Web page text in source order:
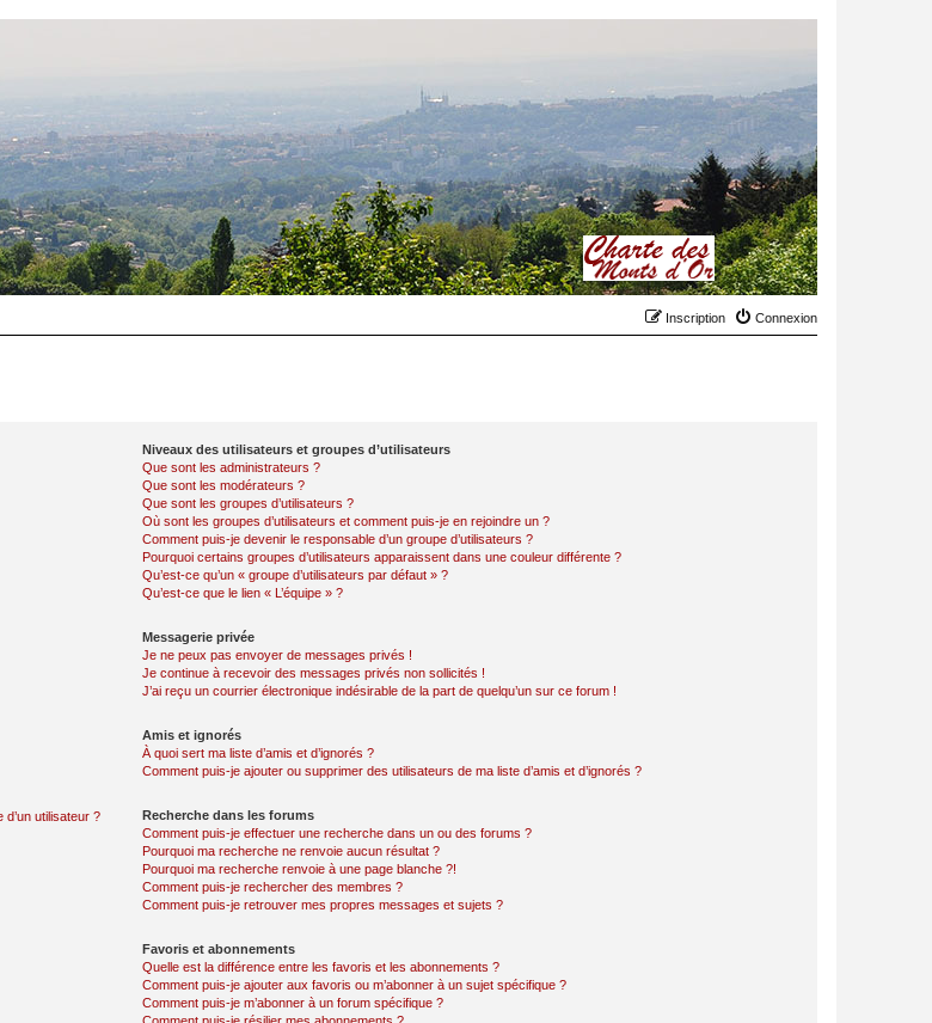
Connexion
Inscription
utilisateur ?
Niveaux des utilisateurs et groupes d’utilisateurs
Que sont les administrateurs ?
Que sont les modérateurs ?
Que sont les groupes d’utilisateurs ?
Où sont les groupes d’utilisateurs et comment puis-je en rejoindre un ?
Comment puis-je devenir le responsable d’un groupe d’utilisateurs ?
Pourquoi certains groupes d’utilisateurs apparaissent dans une couleur différente ?
Qu’est-ce qu’un « groupe d’utilisateurs par défaut » ?
Qu’est-ce que le lien « L’équipe » ?
Messagerie privée
Je ne peux pas envoyer de messages privés !
Je continue à recevoir des messages privés non sollicités !
J’ai reçu un courrier électronique indésirable de la part de quelqu’un sur ce forum !
Amis et ignorés
À quoi sert ma liste d’amis et d’ignorés ?
Comment puis-je ajouter ou supprimer des utilisateurs de ma liste d’amis et d’ignorés ?
Recherche dans les forums
Comment puis-je effectuer une recherche dans un ou des forums ?
Pourquoi ma recherche ne renvoie aucun résultat ?
Pourquoi ma recherche renvoie à une page blanche ?!
Comment puis-je rechercher des membres ?
Comment puis-je retrouver mes propres messages et sujets ?
Favoris et abonnements
Quelle est la différence entre les favoris et les abonnements ?
Comment puis-je ajouter aux favoris ou m’abonner à un sujet spécifique ?
Comment puis-je m’abonner à un forum spécifique ?